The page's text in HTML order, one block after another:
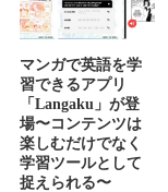
マンガで英語を学
習できるアプリ
「Langaku」が登
場〜コンテンツは
楽しむだけでなく
学習ツールとして
捉えられる〜